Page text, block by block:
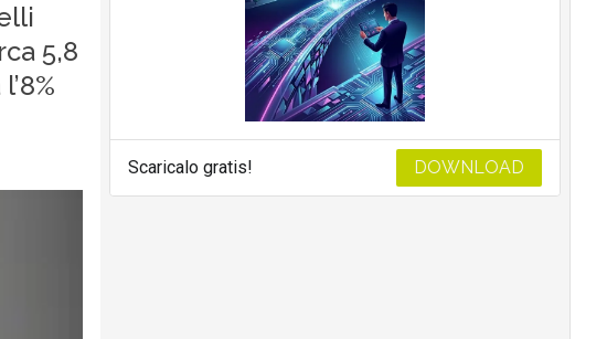
5,8
Scaricalo gratis! DOWNLOAD